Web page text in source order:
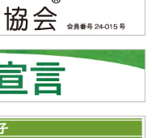
へ